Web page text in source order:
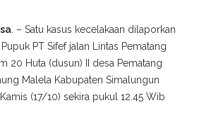
. – Satu kasus kecelakaan dilaporkan
PT Sifef jalan Lintas Pematang
20 Huta (dusun) II desa Pematang
Malela Kabupaten Simalungun
(17/10) sekira pukul 12.45 Wib